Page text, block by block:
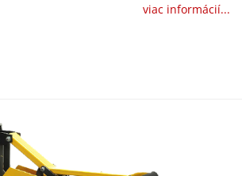
viac informácií...